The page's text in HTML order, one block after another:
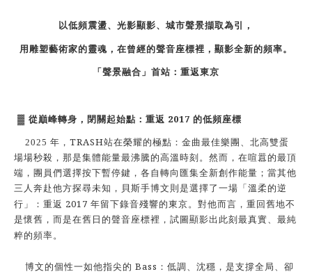
以低頻震盪、光影顯影、城市聲景擷取為引，
用雕塑藝術家的靈魂，在曾經的聲音座標裡，顯影全新的頻率。
「聲景融合」首站：重返東京
▓ 從巔峰轉身，閉關起始點：重返 2017 的低頻座標
2025 年， TRASH站在榮耀的極點：金曲最佳樂團、北高雙蛋
場場秒殺，那是集體能量最沸騰的高溫時刻。然而，在喧囂的最頂
端，團員們選擇按下暫停鍵，各自轉向匯集全新創作能量；當其他
三人奔赴他方探尋未知，貝斯手博文則是選擇了一場「溫柔的逆
行」：重返 2017 年留下錄音殘響的東京。對他而言，重回舊地不
是懷舊，而是在舊日的聲音座標裡，試圖顯影出此刻最真實、最純
粹的頻率。
博文的個性一如他指尖的 Bass ：低調、沈穩，是支撐全局、卻